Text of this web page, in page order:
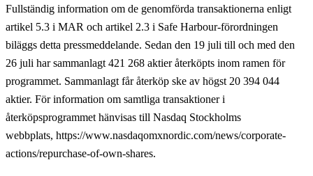
Fullständig information om de genomförda transaktionerna enligt
artikel 5.3 i MAR och artikel 2.3 i Safe Harbour-förordningen
biläggs detta pressmeddelande. Sedan den 19 juli till och med den
26 juli har sammanlagt 421 268 aktier återköpts inom ramen för
programmet. Sammanlagt får återköp ske av högst 20 394 044
aktier. För information om samtliga transaktioner i
återköpsprogrammet hänvisas till Nasdaq Stockholms
webbplats, https://www.nasdaqomxnordic.com/news/corporate-
actions/repurchase-of-own-shares.